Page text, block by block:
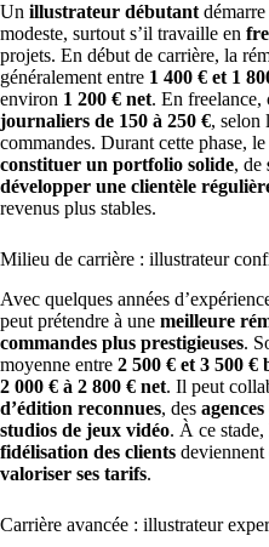
Un illustrateur débutant
modeste, surtout s’il travaille en
projets. En début de carrière, la
généralement entre 1 400 € et 1
environ 1 200 € net. En freelance,
journaliers de 150 à 250 €, selon
commandes. Durant cette phase,
constituer un portfolio solide, de
développer une clientèle
revenus plus stables.
Milieu de carrière : illustrateur
Avec quelques années
peut prétendre à une meilleure
commandes plus prestigieuses.
moyenne entre 2 500 € et 3 500
2 000 € à 2 800 € net. Il peut
d’édition reconnues, des
studios de jeux vidéo. À ce
fidélisation des clients deviennent
valoriser ses tarifs.
Carrière avancée : illustrateur